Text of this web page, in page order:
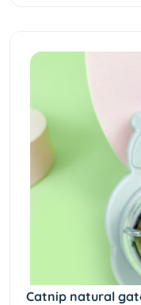
Catnip natural